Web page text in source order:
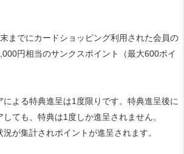
までにカードショッピング利用された会員の
円相当のサンクスポイント（最大600ポイ
による特典進呈は1度限りです。特典進呈後に
ても、特典は1度しか進呈されません。
況が集計されポイントが進呈されます。